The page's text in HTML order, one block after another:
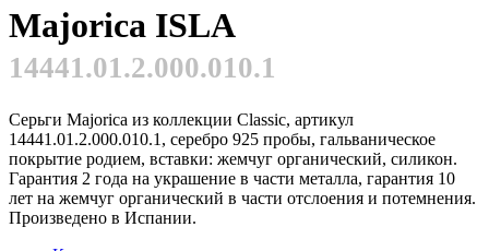
Majorica ISLA
14441.01.2.000.010.1
Серьги Majorica из коллекции Classic, артикул
14441.01.2.000.010.1, серебро 925 пробы, гальваническое
покрытие родием, вставки: жемчуг органический, силикон.
Гарантия 2 года на украшение в части металла, гарантия 10
лет на жемчуг органический в части отслоения и потемнения.
Произведено в Испании.